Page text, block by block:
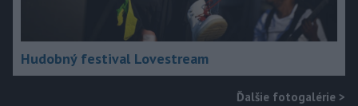
Hudobný festival Lovestream
Ďalšie fotogalérie >